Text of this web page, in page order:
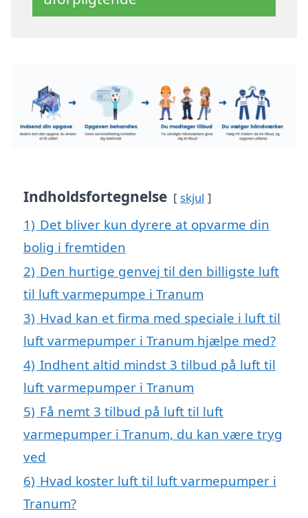
Indholdsfortegnelse skjul
1) Det bliver kun dyrere at opvarme din
bolig i fremtiden
2) Den hurtige genvej til den billigste luft
til luft varmepumpe i Tranum
3) Hvad kan et firma med speciale i luft til
luft varmepumper i Tranum hjælpe med?
4) Indhent altid mindst 3 tilbud på luft til
luft varmepumper i Tranum
5) Få nemt 3 tilbud på luft til luft
varmepumper i Tranum, du kan være tryg
ved
6) Hvad koster luft til luft varmepumper i
Tranum?